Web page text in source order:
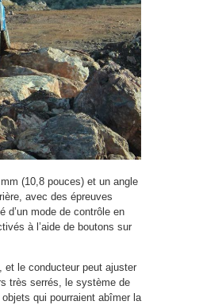
(10,8 pouces) et un angle
avec des épreuves
d’un mode de contrôle en
à l’aide de boutons sur
et le conducteur peut ajuster
très serrés, le système de
qui pourraient abîmer la